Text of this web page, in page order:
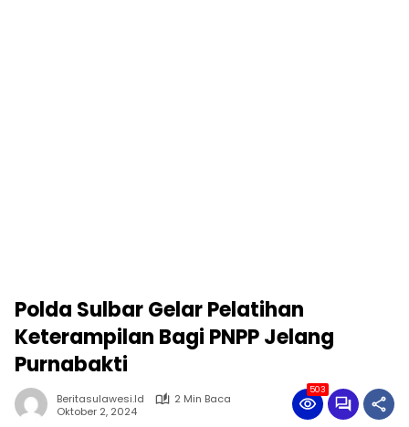
Polda Sulbar Gelar Pelatihan
Keterampilan Bagi PNPP Jelang
Purnabakti
Beritasulawesi.id
2 Min Baca
Oktober 2, 2024
503